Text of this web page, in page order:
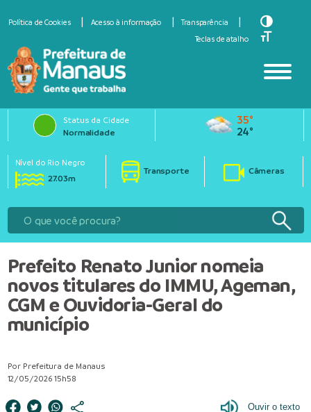
Política de Cookies Acesso à informação
Transparência
Teclas de atalho
Toggle
Toggle
Status da Cidade
Normalidade
35°
24°
Nível do Rio Negro
27.03m
Transporte Câmeras
Prefeito Renato Junior nomeia
novos titulares do IMMU, Ageman,
CGM e Ouvidoria-Geral do
município
Por Prefeitura de Manaus
12/05/2026 15h58